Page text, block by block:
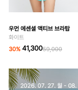
우먼 에센셜 액티브 브라탑
화이트
30% 41,30059,000